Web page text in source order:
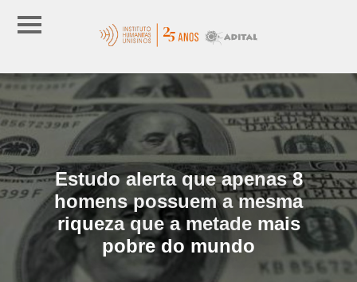
Estudo alerta que apenas 8
homens possuem a mesma
riqueza que a metade mais
pobre do mundo